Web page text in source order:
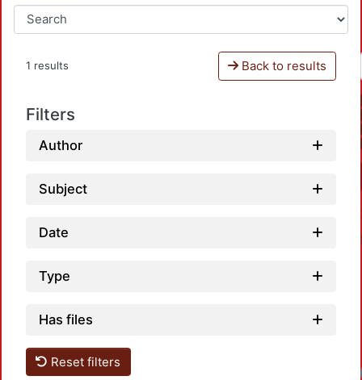
1 results Back to results
Filters
Author
Subject
Date
Type
Has files
Reset filters